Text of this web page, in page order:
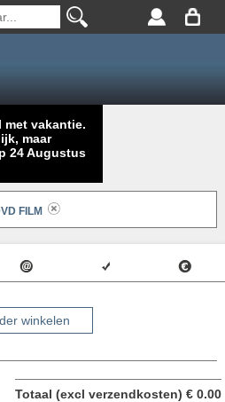
met vakantie.
maar
24 Augustus
FILM
winkelen
Totaal (excl verzendkosten) € 0.00